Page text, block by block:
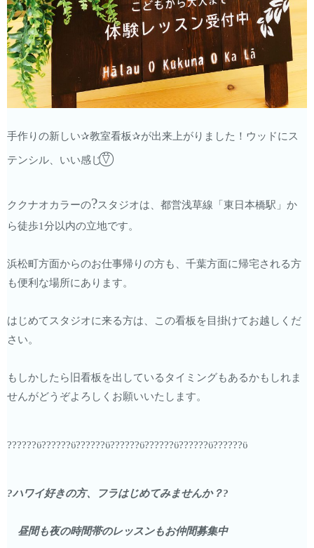
手作りの新しい✰教室看板✰が出来上がりました！ウッドにス
テンシル、いい感じ⍢⃝
ククナオカラーの?スタジオは、都営浅草線「東日本橋駅」か
ら徒歩1分以内の立地です。
浜松町方面からのお仕事帰りの方も、千葉方面に帰宅される方
も便利な場所にあります。
はじめてスタジオに来る方は、この看板を目掛けてお越しくだ
さい。
もしかしたら旧看板を出しているタイミングもあるかもしれま
せんがどうぞよろしくお願いいたします。
??????ϋ??????ϋ??????ϋ??????ϋ??????ϋ??????ϋ??????ϋ
?ハワイ好きの方、フラはじめてみませんか？?
昼間も夜の時間帯のレッスンもお仲間募集中